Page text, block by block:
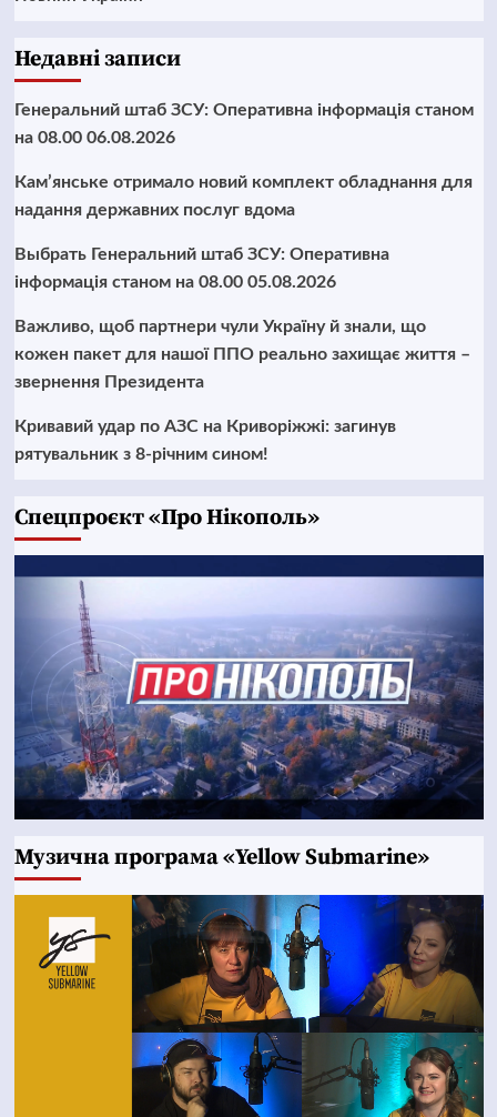
Недавні записи
Генеральний штаб ЗСУ: Оперативна інформація станом
на 08.00 06.08.2026
Кам’янське отримало новий комплект обладнання для
надання державних послуг вдома
Выбрать Генеральний штаб ЗСУ: Оперативна
інформація станом на 08.00 05.08.2026
Важливо, щоб партнери чули Україну й знали, що
кожен пакет для нашої ППО реально захищає життя –
звернення Президента
Кривавий удар по АЗС на Криворіжжі: загинув
рятувальник з 8-річним сином!
Cпецпроєкт «Про Нікополь»
Музична програма «Yellow Submarine»